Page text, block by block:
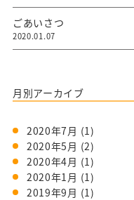
ごあいさつ
2020.01.07
月別アーカイブ
2020年7月 (1)
2020年5月 (2)
2020年4月 (1)
2020年1月 (1)
2019年9月 (1)